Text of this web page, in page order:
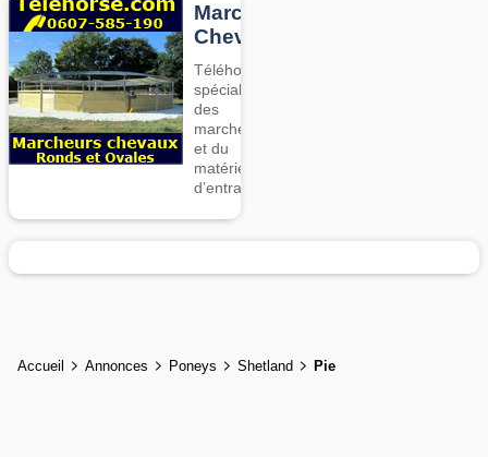
Marcheurs
Chevaux
Téléhorse,
spécialiste
des
marcheurs
et du
matériel
d’entrainement
Accueil Annonces Poneys Shetland Pie